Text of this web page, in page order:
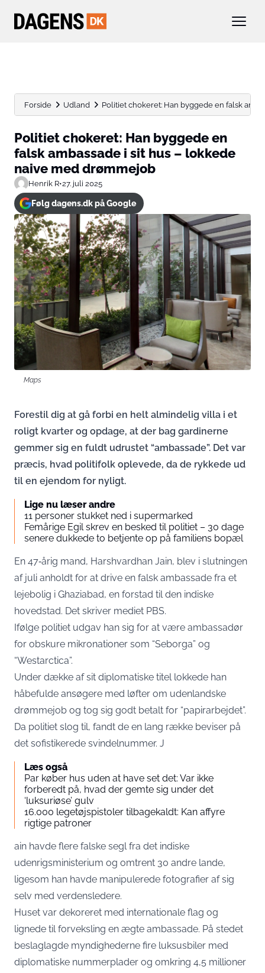
Forside Udland Politiet chokeret: Han byggede en falsk
Politiet chokeret: Han byggede en
falsk ambassade i sit hus – lokkede
naive med drømmejob
Henrik R•27. juli 2025
Følg dagens.dk på Google
Maps
Forestil dig at gå forbi en helt almindelig villa i et
roligt kvarter og opdage, at der bag gardinerne
gemmer sig en fuldt udrustet “ambassade”. Det var
præcis, hvad politifolk oplevede, da de rykkede ud
til en ejendom for nyligt.
Lige nu læser andre
11 personer stukket ned i supermarked
Femårige Egil skrev en besked til politiet – 30 dage
senere dukkede to betjente op på familiens bopæl
En 47‑årig mand, Harshvardhan Jain, blev i slutningen
af juli anholdt for at drive en falsk ambassade fra et
lejebolig i Ghaziabad, en forstad til den indiske
hovedstad. Det skriver mediet PBS.
Ifølge politiet udgav han sig for at være ambassadør
for obskure mikronationer som “Seborga” og
“Westarctica”.
Under dække af sit diplomatiske titel lokkede han
håbefulde ansøgere med løfter om udenlandske
drømmejob og tog sig godt betalt for “papirarbejdet”.
Da politiet slog til, fandt de en lang række beviser på
det sofistikerede svindelnummer. J
Læs også
Par køber hus uden at have set det: Var ikke
forberedt på, hvad der gemte sig under det
‘luksuriøse’ gulv
16.000 legetøjspistoler tilbagekaldt: Kan affyre
rigtige patroner
ain havde flere falske segl fra det indiske
udenrigsministerium og omtrent 30 andre lande,
ligesom han havde manipulerede fotografier af sig
selv med verdensledere.
Huset var dekoreret med internationale flag og
lignede til forveksling en ægte ambassade. På stedet
beslaglagde myndighederne fire luksusbiler med
diplomatiske nummerplader og omkring 4,5 millioner